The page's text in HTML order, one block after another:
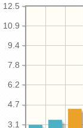
3.1
4.7
6.2
7.8
9.4
10.9
12.5